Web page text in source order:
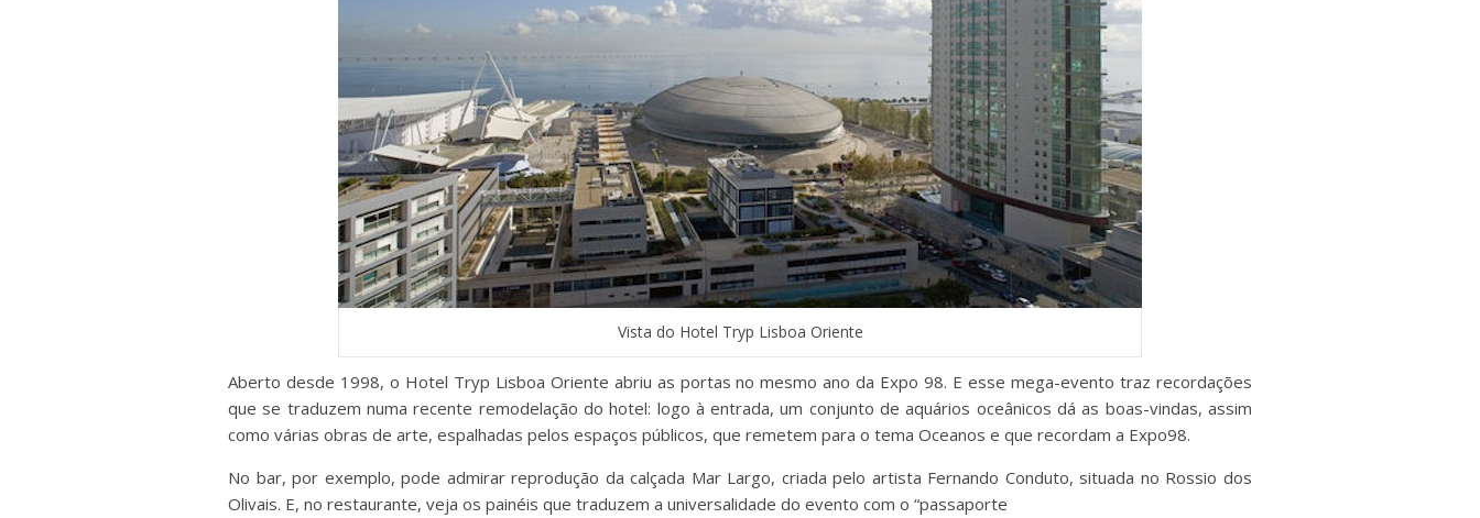
Vista do Hotel Tryp Lisboa Oriente
Aberto desde 1998, o Hotel Tryp Lisboa Oriente abriu as portas no mesmo ano da Expo 98. E esse mega-evento traz recordações
que se traduzem numa recente remodelação do hotel: logo à entrada, um conjunto de aquários oceânicos dá as boas-vindas, assim
como várias obras de arte, espalhadas pelos espaços públicos, que remetem para o tema Oceanos e que recordam a Expo98.
No bar, por exemplo, pode admirar reprodução da calçada Mar Largo, criada pelo artista Fernando Conduto, situada no Rossio dos
Olivais. E, no restaurante, veja os painéis que traduzem a universalidade do evento com o “passaporte